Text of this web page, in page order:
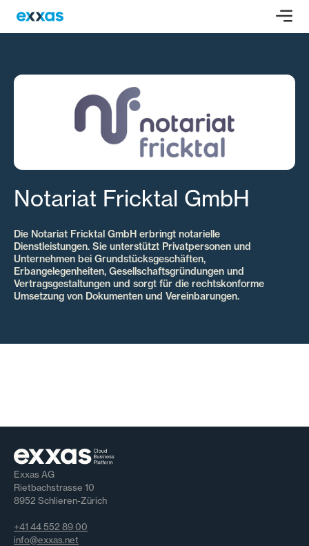
Notariat Fricktal GmbH
Die Notariat Fricktal GmbH erbringt notarielle
Dienstleistungen. Sie unterstützt Privatpersonen und
Unternehmen bei Grundstücksgeschäften,
Erbangelegenheiten, Gesellschaftsgründungen und
Vertragsgestaltungen und sorgt für die rechtskonforme
Umsetzung von Dokumenten und Vereinbarungen.
Exxas AG
Rietbachstrasse 10
8952 Schlieren-Zürich
+41 44 552 89 00
info@exxas.net